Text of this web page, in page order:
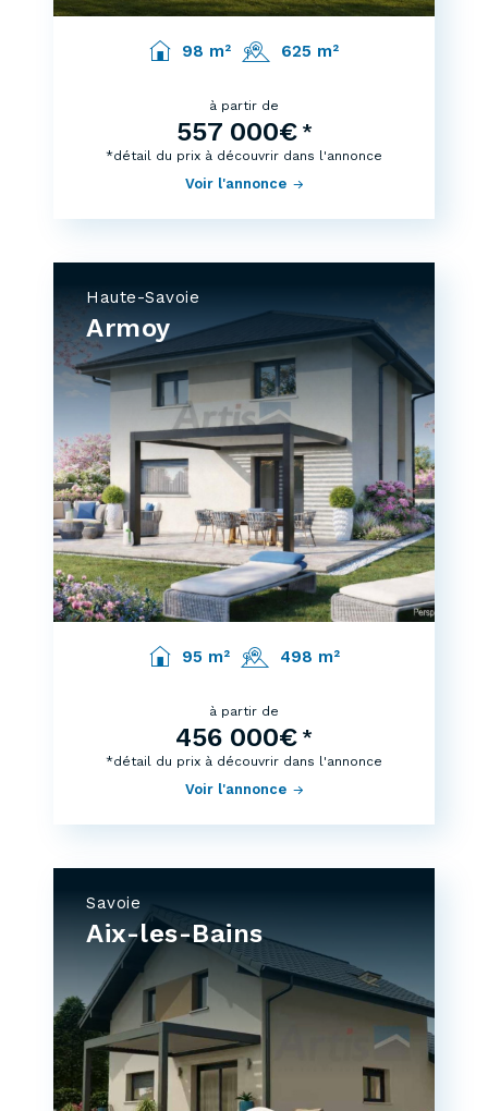
98 m² 625 m²
à partir de
557 000€ *
Voir l'annonce
*détail du prix à découvrir dans l'annonce
Haute-Savoie
Armoy
95 m² 498 m²
à partir de
456 000€ *
Voir l'annonce
*détail du prix à découvrir dans l'annonce
Savoie
Aix-les-Bains